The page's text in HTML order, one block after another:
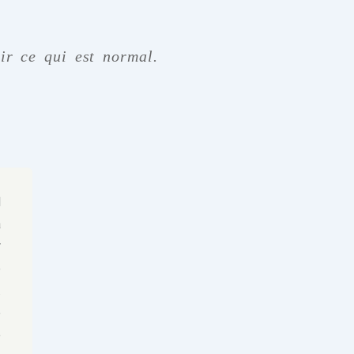
ce qui est normal.